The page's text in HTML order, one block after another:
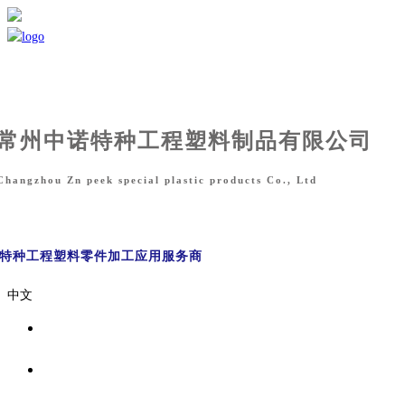
州中诺特种工程塑料制品有限公司
Zn peek special plastic products Co., Ltd
种工程塑料零件加工应用服务商
中文